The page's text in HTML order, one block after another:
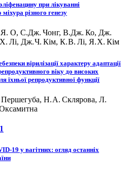
при лікуванні
різного генезу
О, С.Дж. Чонг, В.Дж. Ко, Дж.
Лі, Дж. Ч. Кім, К. В. Лі, Я. Х. Кім
вірилізації характеру адаптації
віку до високих
їхньої репродуктивної функції
Н. А. Склярова, Л.
у вагітних: огляд останніх